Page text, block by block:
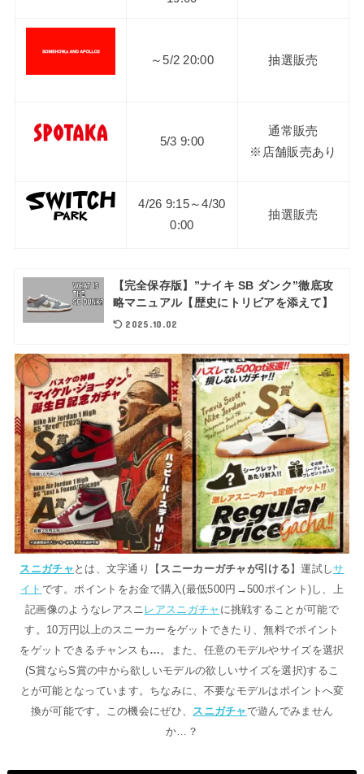
～5/2 20:00 抽選販売
5/3 9:00
通常販売
※店舗販売あり
4/26 9:15～4/30
0:00
抽選販売
【完全保存版】”ナイキ SB ダンク”徹底攻
略マニュアル【歴史にトリビアを添えて】
2025.10.02
スニガチャ とは、文字通り【 スニーカーガチャが引ける 】運試しサ
イト です。ポイントをお金で購入(最低500円→500ポイント)し、上
記画像のようなレアスニ レアスニガチャ に挑戦することが可能で
す。10万円以上のスニーカーをゲットできたり、無料でポイント
をゲットできるチャンスも …。また、任意のモデルやサイズを選択
(S賞ならS賞の中から欲しいモデルの欲しいサイズを選択)するこ
とが可能となっています。ちなみに、不要なモデルはポイントへ変
換が可能です。この機会にぜひ、 スニガチャで遊んでみません
か…？